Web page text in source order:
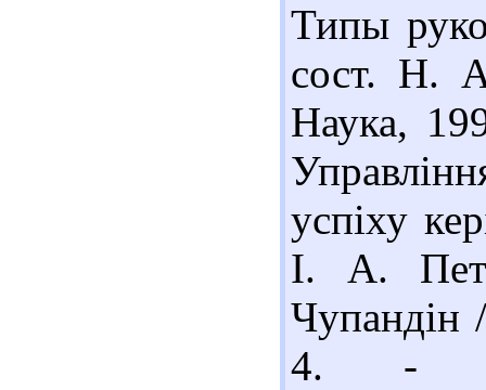
Типы
сост. Н.
Наука,
успіху
І. А.
Чупандін
4. -